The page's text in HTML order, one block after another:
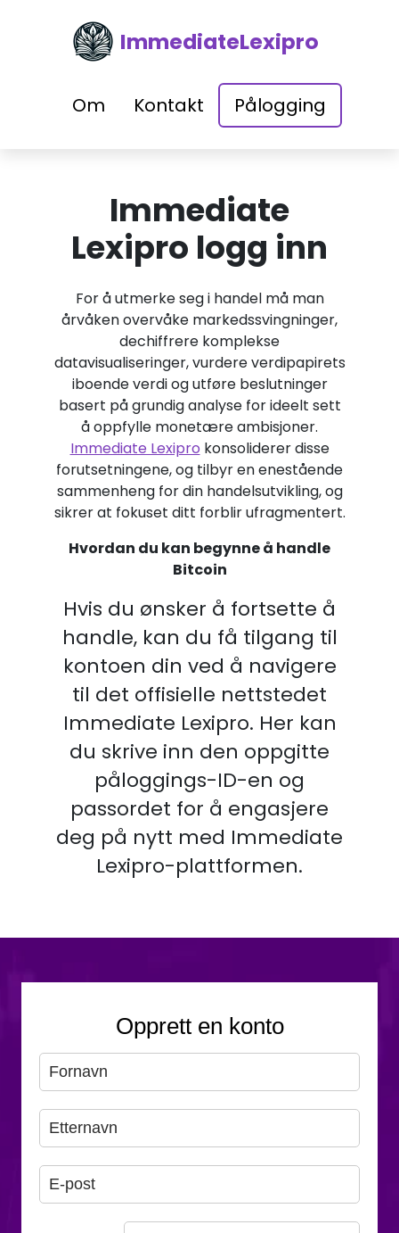
ImmediateLexipro
Om Kontakt Pålogging
Immediate
Lexipro logg inn
For å utmerke seg i handel må man
årvåken overvåke markedssvingninger,
dechiffrere komplekse
datavisualiseringer, vurdere verdipapirets
iboende verdi og utføre beslutninger
basert på grundig analyse for ideelt sett
å oppfylle monetære ambisjoner.
Immediate Lexipro konsoliderer disse
forutsetningene, og tilbyr en enestående
sammenheng for din handelsutvikling, og
sikrer at fokuset ditt forblir ufragmentert.
Hvordan du kan begynne å handle
Bitcoin
Hvis du ønsker å fortsette å
handle, kan du få tilgang til
kontoen din ved å navigere
til det offisielle nettstedet
Immediate Lexipro. Her kan
du skrive inn den oppgitte
påloggings-ID-en og
passordet for å engasjere
deg på nytt med Immediate
Lexipro-plattformen.